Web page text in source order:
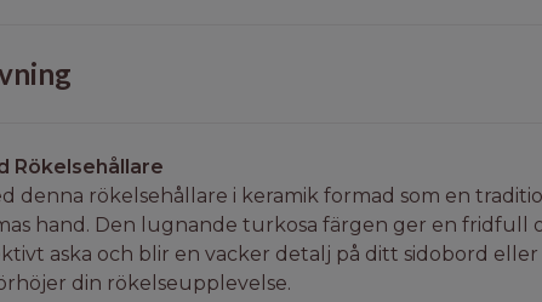
Rökelsehållare
denna rökelsehållare i keramik formad som en
hand. Den lugnande turkosa färgen ger en fridfull
aska och blir en vacker detalj på ditt sidobord
din rökelseupplevelse.